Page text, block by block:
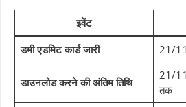
इवेंट
डमी एडमिट कार्ड जारी
21/
डाउनलोड करने की अंतिम तिथि
21/
तक